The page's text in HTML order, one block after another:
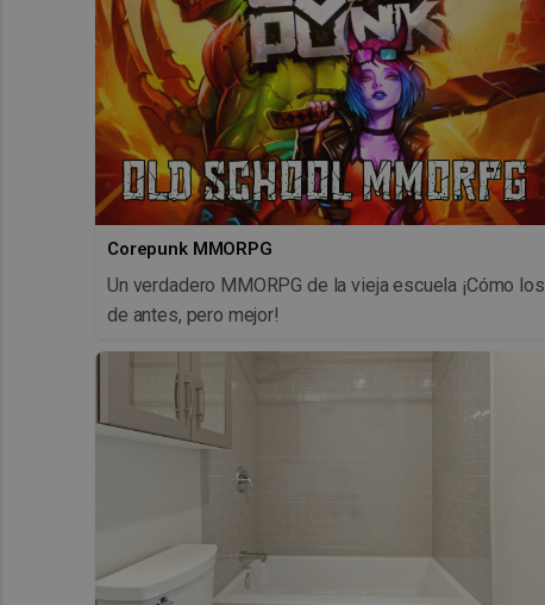
Corepunk MMORPG
Un verdadero MMORPG de la vieja escuela ¡Cómo los
de antes, pero mejor!